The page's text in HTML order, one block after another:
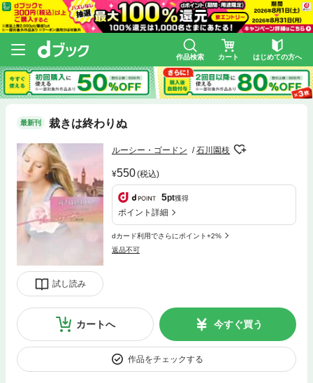
作品検索 カート はじめての方へ
最新刊 裁きは終わりぬ
試し読み
ルーシー・ゴードン 石川園枝
550(税込)
5pt獲得
ポイント詳細
dカード利用でさらにポイント+2%
返品不可
カートへ 今すぐ買う
作品をチェックする